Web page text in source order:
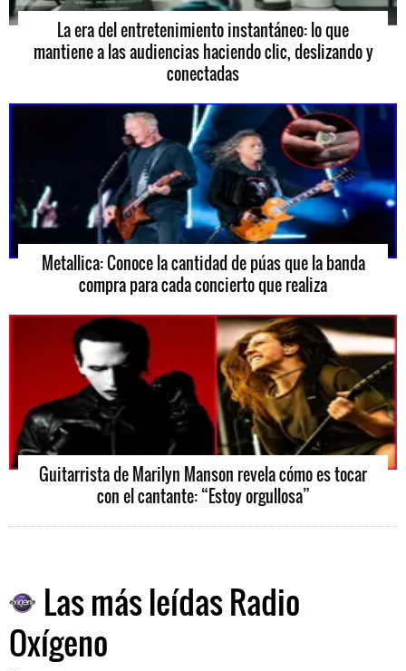
La era del entretenimiento instantáneo: lo que
mantiene a las audiencias haciendo clic, deslizando y
conectadas
Metallica: Conoce la cantidad de púas que la banda
compra para cada concierto que realiza
Guitarrista de Marilyn Manson revela cómo es tocar
con el cantante: “Estoy orgullosa”
Las más leídas Radio
Oxígeno